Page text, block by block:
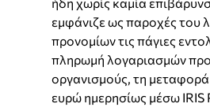
εμφάνιζε ως παροχές του
προνομίων τις πάγιες
πληρωμή λογαριασμών
οργανισμούς, τη
ευρώ ημερησίως μέσω IRIS